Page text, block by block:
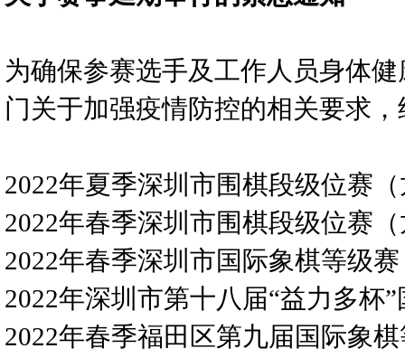
为确保参赛选手及工作人员身体
门关于加强疫情防控的相关要求
2022年夏季深圳市围棋段级位赛
2022年春季深圳市围棋段级位赛
2022年春季深圳市国际象棋等级赛
2022年深圳市第十八届“益力多杯
2022年春季福田区第九届国际象